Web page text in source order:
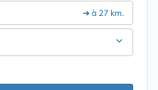
➔ à 27 km.